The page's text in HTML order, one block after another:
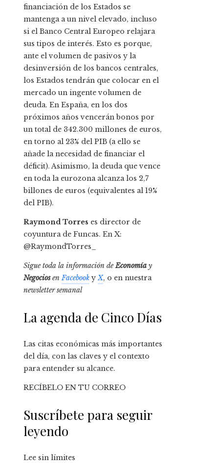
financiación de los Estados se
mantenga a un nivel elevado, incluso
si el Banco Central Europeo relajara
sus tipos de interés. Esto es porque,
ante el volumen de pasivos y la
desinversión de los bancos centrales,
los Estados tendrán que colocar en el
mercado un ingente volumen de
deuda. En España, en los dos
próximos años vencerán bonos por
un total de 342.300 millones de euros,
en torno al 23% del PIB (a ello se
añade la necesidad de financiar el
déficit). Asimismo, la deuda que vence
en toda la eurozona alcanza los 2,7
billones de euros (equivalentes al 19%
del PIB).
Raymond Torres es director de
coyuntura de Funcas. En X:
@RaymondTorres_
Sigue toda la información deEconomía y
NegociosenFacebook yX, o en nuestra
newsletter semanal
La agenda de Cinco Días
Las citas económicas más importantes
del día, con las claves y el contexto
para entender su alcance.
RECÍBELO EN TU CORREO
Suscríbete para seguir
leyendo
Lee sin límites